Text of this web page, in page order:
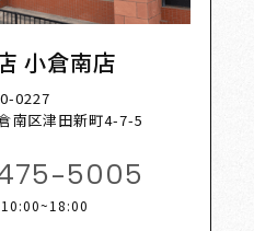
小倉南店
0227
南区津田新町4-7-5
5005